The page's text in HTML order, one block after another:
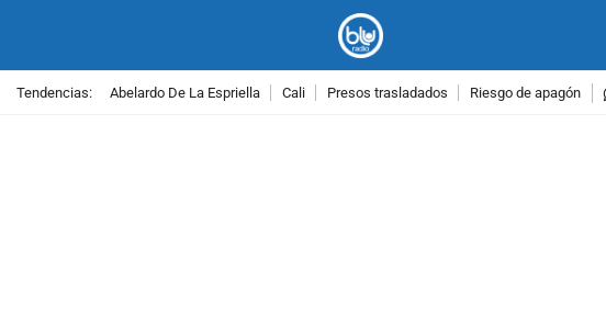
Tendencias: Abelardo De La Espriella Cali Presos trasladados Riesgo de apagón